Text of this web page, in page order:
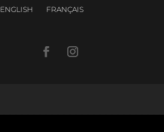
ENGLISH FRANÇAIS